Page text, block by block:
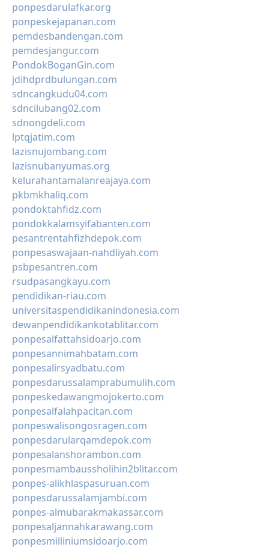
ponpesdarulafkar.org
ponpeskejapanan.com
pemdesbandengan.com
pemdesjangur.com
PondokBoganGin.com
jdihdprdbulungan.com
sdncangkudu04.com
sdncilubang02.com
sdnongdeli.com
lptqjatim.com
lazisnujombang.com
lazisnubanyumas.org
kelurahantamalanreajaya.com
pkbmkhaliq.com
pondoktahfidz.com
pondokkalamsyifabanten.com
pesantrentahfizhdepok.com
ponpesaswajaan-nahdliyah.com
psbpesantren.com
rsudpasangkayu.com
pendidikan-riau.com
universitaspendidikanindonesia.com
dewanpendidikankotablitar.com
ponpesalfattahsidoarjo.com
ponpesannimahbatam.com
ponpesalirsyadbatu.com
ponpesdarussalamprabumulih.com
ponpeskedawangmojokerto.com
ponpesalfalahpacitan.com
ponpeswalisongosragen.com
ponpesdarularqamdepok.com
ponpesalanshorambon.com
ponpesmambaussholihin2blitar.com
ponpes-alikhlaspasuruan.com
ponpesdarussalamjambi.com
ponpes-almubarakmakassar.com
ponpesaljannahkarawang.com
ponpesmilliniumsidoarjo.com